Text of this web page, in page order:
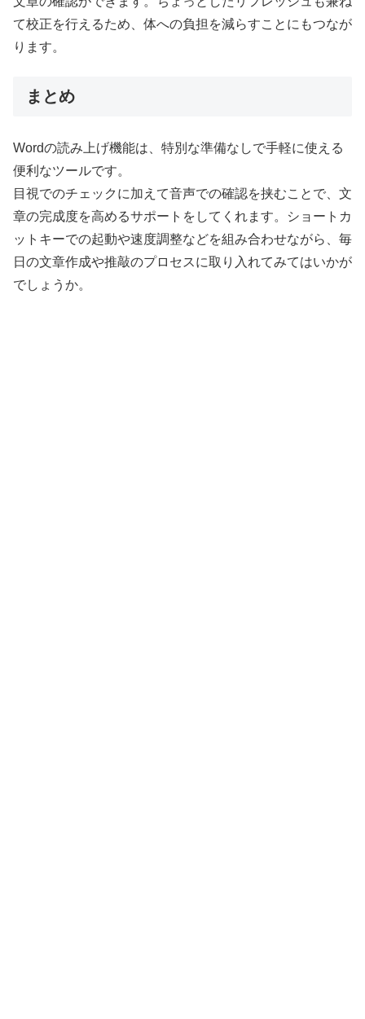
て校正を行えるため、体への負担を減らすことにもつなが
ります。
まとめ
Wordの読み上げ機能は、特別な準備なしで手軽に使える
便利なツールです。
目視でのチェックに加えて音声での確認を挟むことで、文
章の完成度を高めるサポートをしてくれます。ショートカ
ットキーでの起動や速度調整などを組み合わせながら、毎
日の文章作成や推敲のプロセスに取り入れてみてはいかが
でしょうか。